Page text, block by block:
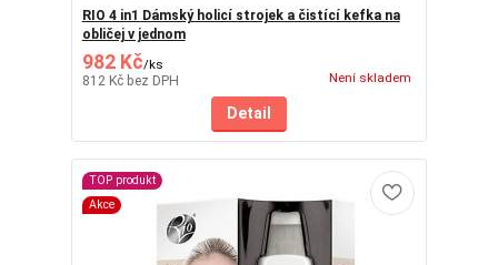
RIO 4 in1 Dámský holicí strojek a čistící kefka na
obličej v jednom
982 Kč/ks
812 Kč bez DPH Není skladem
Detail
TOP produkt
Akce